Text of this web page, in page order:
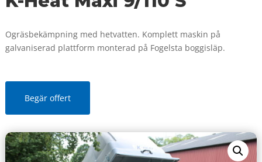
Ogräsbekämpning med hetvatten. Komplett maskin på
galvaniserad plattform monterad på Fogelsta boggisläp.
Begär offert